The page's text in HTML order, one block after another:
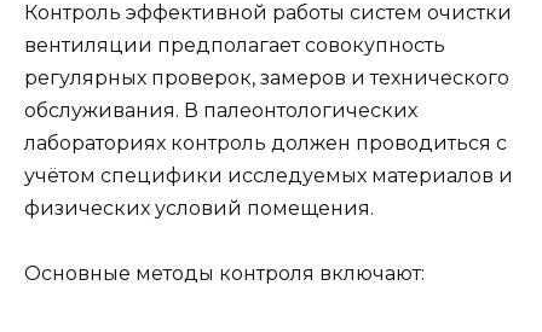
Контроль эффективной работы систем очистки
вентиляции предполагает совокупность
регулярных проверок, замеров и технического
обслуживания. В палеонтологических
лабораториях контроль должен проводиться с
учётом специфики исследуемых материалов и
физических условий помещения.
Основные методы контроля включают: